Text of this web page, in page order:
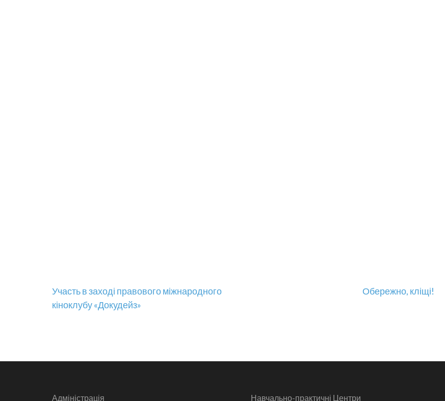
Навігація
записів
Участь в заході правового міжнародного
кіноклубу «Докудейз»
Обережно, кліщі!
Адміністрація Навчально-практичні Центри